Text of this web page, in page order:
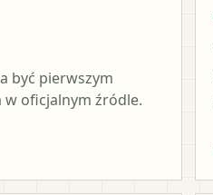
być pierwszym
oficjalnym źródle.